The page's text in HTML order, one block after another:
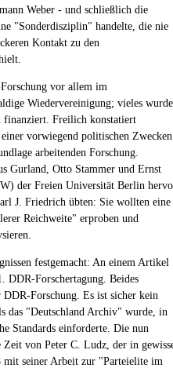
Weber - und schließlich die
"Sonderdisziplin" handelte, die nie
Kontakt zu den
vor allem im
Wiedervereinigung; vieles wurde
finanziert. Freilich konstatiert
vorwiegend politischen Zwecken
arbeitenden Forschung.
Gurland, Otto Stammer und Ernst
der Freien Universität Berlin
J. Friedrich übten: Sie wollten eine
Reichweite" erproben und
festgemacht: An einem Artikel
DDR-Forschertagung. Beides
Forschung. Es ist sicher kein
das "Deutschland Archiv" wurde, in
Standards einforderte. Die nun
von Peter C. Ludz, der in
mit seiner Arbeit zur "Parteielite im